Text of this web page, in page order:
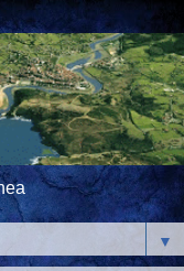
▼